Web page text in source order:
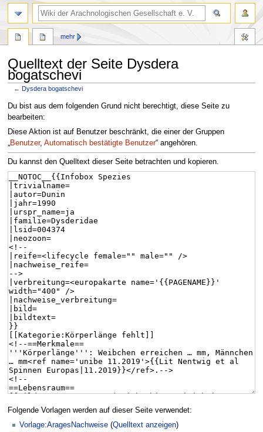
Quelltext der Seite Dysdera
bogatschevi
←Dysdera bogatschevi
Zur
Navigation
springen
Zur
Suche
springen
Du bist aus dem folgenden Grund nicht berechtigt, diese Seite zu
bearbeiten:
Diese Aktion ist auf Benutzer beschränkt, die einer der Gruppen
„Benutzer, Automatisch bestätigte Benutzer“ angehören.
Du kannst den Quelltext dieser Seite betrachten und kopieren.
Folgende Vorlagen werden auf dieser Seite verwendet:
Vorlage:AragesNachweise (Quelltext anzeigen)
mehr